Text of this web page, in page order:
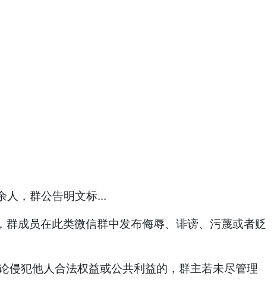
成员在此类微信群中发布侮辱、诽谤、污蔑或者贬
侵犯他人合法权益或公共利益的，群主若未尽管理